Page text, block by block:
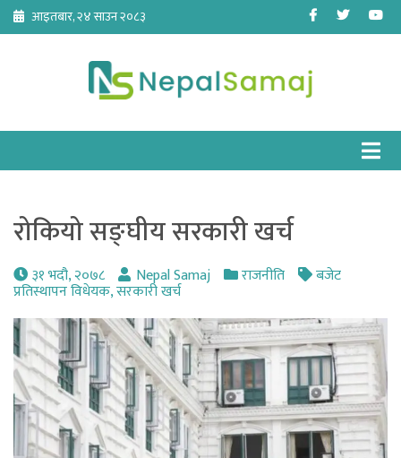
Skip
content
आइतबार, २४ साउन २०८३ Facebook
Twitter
रोकियो सङ्घीय सरकारी खर्च
३१ भदौ, २०७८ Nepal Samaj राजनीति बजेट
प्रतिस्थापन विधेयक,सरकारी खर्च